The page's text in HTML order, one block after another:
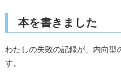
本を書きました
わたしの失敗の記録が、内向型
す。